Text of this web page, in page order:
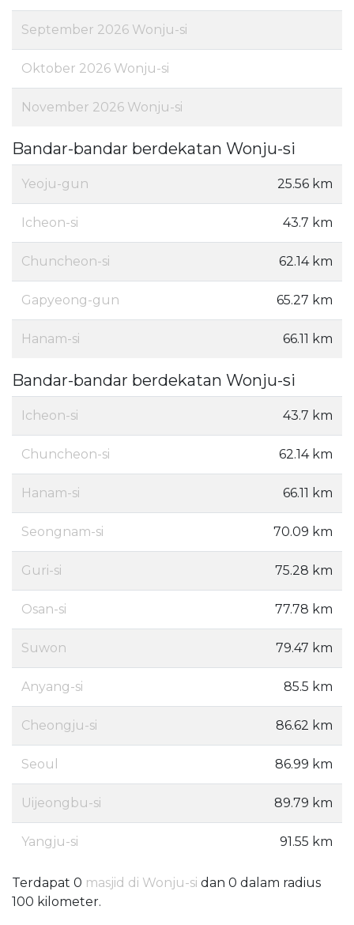
September 2026 Wonju-si
Oktober 2026 Wonju-si
November 2026 Wonju-si
Bandar-bandar berdekatan Wonju-si
Yeoju-gun 25.56 km
Icheon-si 43.7 km
Chuncheon-si 62.14 km
Gapyeong-gun 65.27 km
Hanam-si 66.11 km
Bandar-bandar berdekatan Wonju-si
Icheon-si 43.7 km
Chuncheon-si 62.14 km
Hanam-si 66.11 km
Seongnam-si 70.09 km
Guri-si 75.28 km
Osan-si 77.78 km
Suwon 79.47 km
Anyang-si 85.5 km
Cheongju-si 86.62 km
Seoul 86.99 km
Uijeongbu-si 89.79 km
Yangju-si 91.55 km
Terdapat 0 masjid di Wonju-si dan 0 dalam radius
100 kilometer.